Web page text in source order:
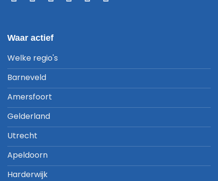
Waar actief
Welke regio's
Barneveld
Amersfoort
Gelderland
Utrecht
Apeldoorn
Harderwijk